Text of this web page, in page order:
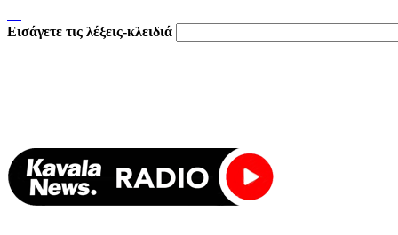
Εισάγετε τις λέξεις-κλειδιά